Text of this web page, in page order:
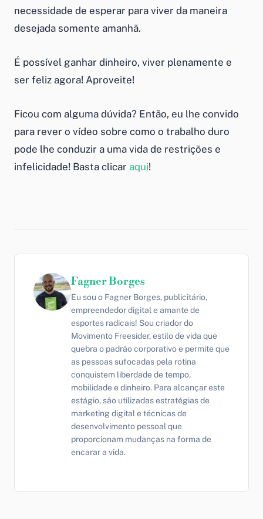
necessidade de esperar para viver da maneira
desejada somente amanhã.
É possível ganhar dinheiro, viver plenamente e
ser feliz agora! Aproveite!
Ficou com alguma dúvida? Então, eu lhe convido
para rever o vídeo sobre como o trabalho duro
pode lhe conduzir a uma vida de restrições e
infelicidade! Basta clicar aqui!
Fagner Borges
Eu sou o Fagner Borges, publicitário,
empreendedor digital e amante de
esportes radicais! Sou criador do
Movimento Freesider, estilo de vida que
quebra o padrão corporativo e permite que
as pessoas sufocadas pela rotina
conquistem liberdade de tempo,
mobilidade e dinheiro. Para alcançar este
estágio, são utilizadas estratégias de
marketing digital e técnicas de
desenvolvimento pessoal que
proporcionam mudanças na forma de
encarar a vida.